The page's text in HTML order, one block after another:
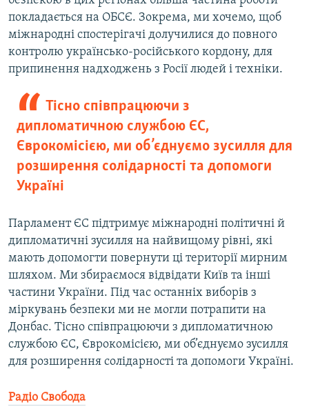
покладається на ОБСЄ. Зокрема, ми хочемо, щоб
міжнародні спостерігачі долучилися до повного
контролю українсько-російського кордону, для
припинення надходжень з Росії людей і техніки.
Тісно співпрацюючи з
дипломатичною службою ЄС,
Єврокомісією, ми об’єднуємо зусилля для
розширення солідарності та допомоги
Україні
Парламент ЄС підтримує міжнародні політичні й
дипломатичні зусилля на найвищому рівні, які
мають допомогти повернути ці території мирним
шляхом. Ми збираємося відвідати Київ та інші
частини України. Під час останніх виборів з
міркувань безпеки ми не могли потрапити на
Донбас. Тісно співпрацюючи з дипломатичною
службою ЄС, Єврокомісією, ми об’єднуємо зусилля
для розширення солідарності та допомоги Україні.
Радіо Свобода